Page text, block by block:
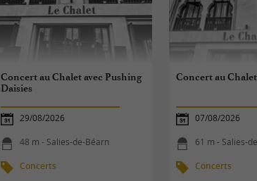
Concert au Chalet avec Pushing
Daisies
29/08/2026
48 m - Salies-de-Béarn
Concerts
Concert au
07/08/2026
61 m - Salies-
Concerts